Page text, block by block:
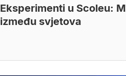
Eksperimenti u Scoleu:
između svjetova